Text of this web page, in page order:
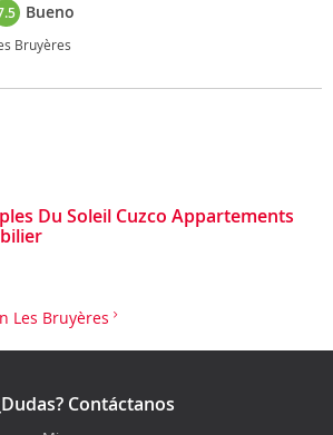
Bueno
Bruyères
Du Soleil Cuzco Appartements
Les Bruyères
Contáctanos